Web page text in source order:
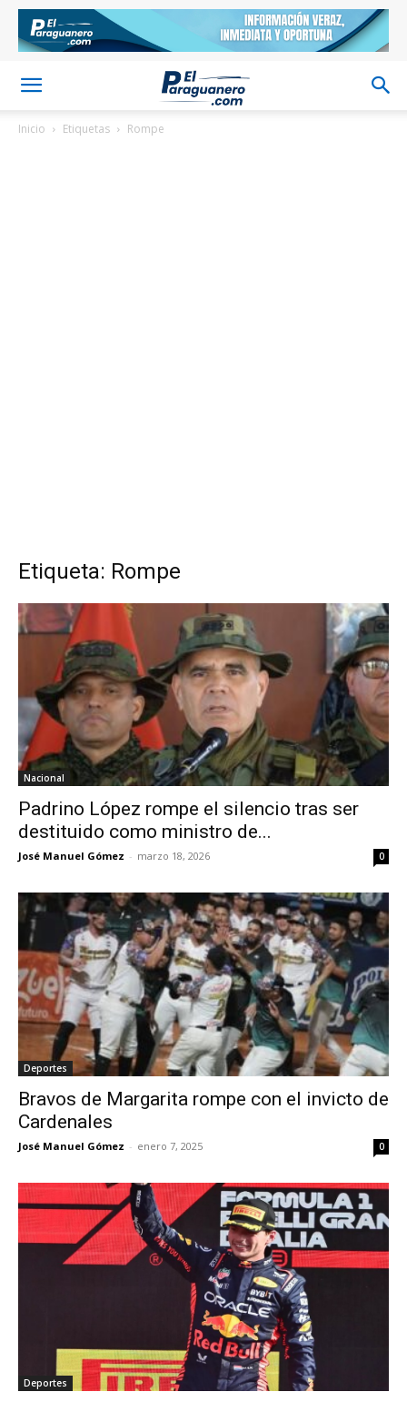
Inicio Etiquetas Rompe
Etiqueta: Rompe
Nacional
Padrino López rompe el silencio tras ser
destituido como ministro de...
José Manuel Gómez - marzo 18, 2026 0
Deportes
Bravos de Margarita rompe con el invicto de
Cardenales
José Manuel Gómez - enero 7, 2025 0
Deportes